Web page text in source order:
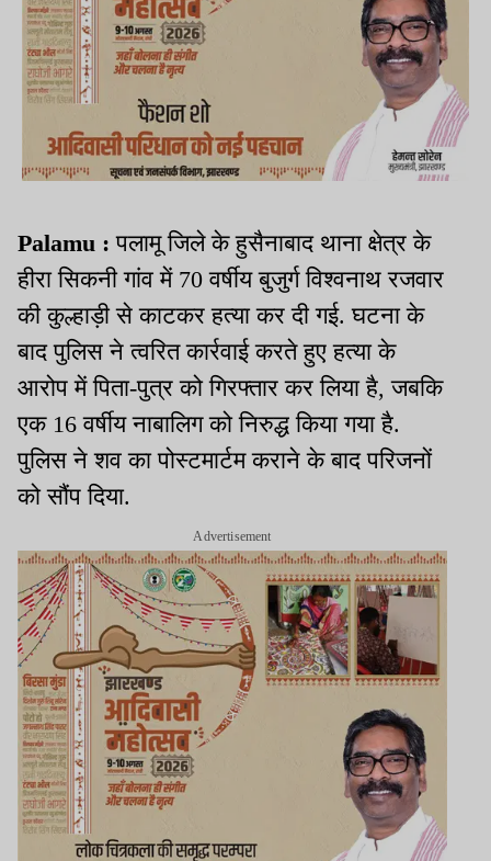
Palamu :पलामू जिले के हुसैनाबाद थाना क्षेत्र के
हीरा सिकनी गांव में 70 वर्षीय बुजुर्ग विश्वनाथ रजवार
की कुल्हाड़ी से काटकर हत्या कर दी गई. घटना के
बाद पुलिस ने त्वरित कार्रवाई करते हुए हत्या के
आरोप में पिता-पुत्र को गिरफ्तार कर लिया है, जबकि
एक 16 वर्षीय नाबालिग को निरुद्ध किया गया है.
पुलिस ने शव का पोस्टमार्टम कराने के बाद परिजनों
को सौंप दिया.
Advertisement